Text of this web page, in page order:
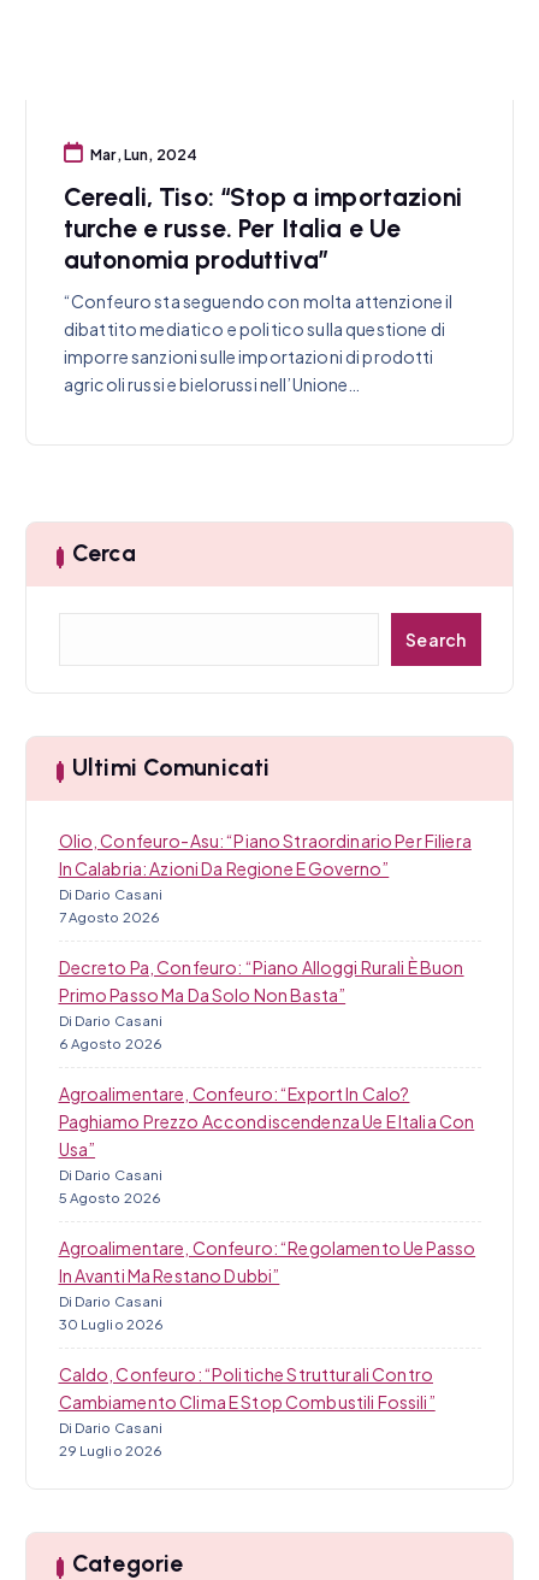
Mar, Lun, 2024
Cereali, Tiso: “Stop a importazioni
turche e russe. Per Italia e Ue
autonomia produttiva”
“Confeuro sta seguendo con molta attenzione il
dibattito mediatico e politico sulla questione di
imporre sanzioni sulle importazioni di prodotti
agricoli russi e bielorussi nell’Unione…
Cerca
a
Search
Ultimi Comunicati
Olio, Confeuro-Asu: “Piano Straordinario Per Filiera
In Calabria: Azioni Da Regione E Governo”
Di Dario Casani
7 Agosto 2026
Decreto Pa, Confeuro: “Piano Alloggi Rurali È Buon
Primo Passo Ma Da Solo Non Basta”
Di Dario Casani
6 Agosto 2026
Agroalimentare, Confeuro: “Export In Calo?
Paghiamo Prezzo Accondiscendenza Ue E Italia Con
Usa”
Di Dario Casani
5 Agosto 2026
Agroalimentare, Confeuro: “Regolamento Ue Passo
In Avanti Ma Restano Dubbi”
Di Dario Casani
30 Luglio 2026
Caldo, Confeuro: “Politiche Strutturali Contro
Cambiamento Clima E Stop Combustili Fossili”
Di Dario Casani
29 Luglio 2026
Categorie